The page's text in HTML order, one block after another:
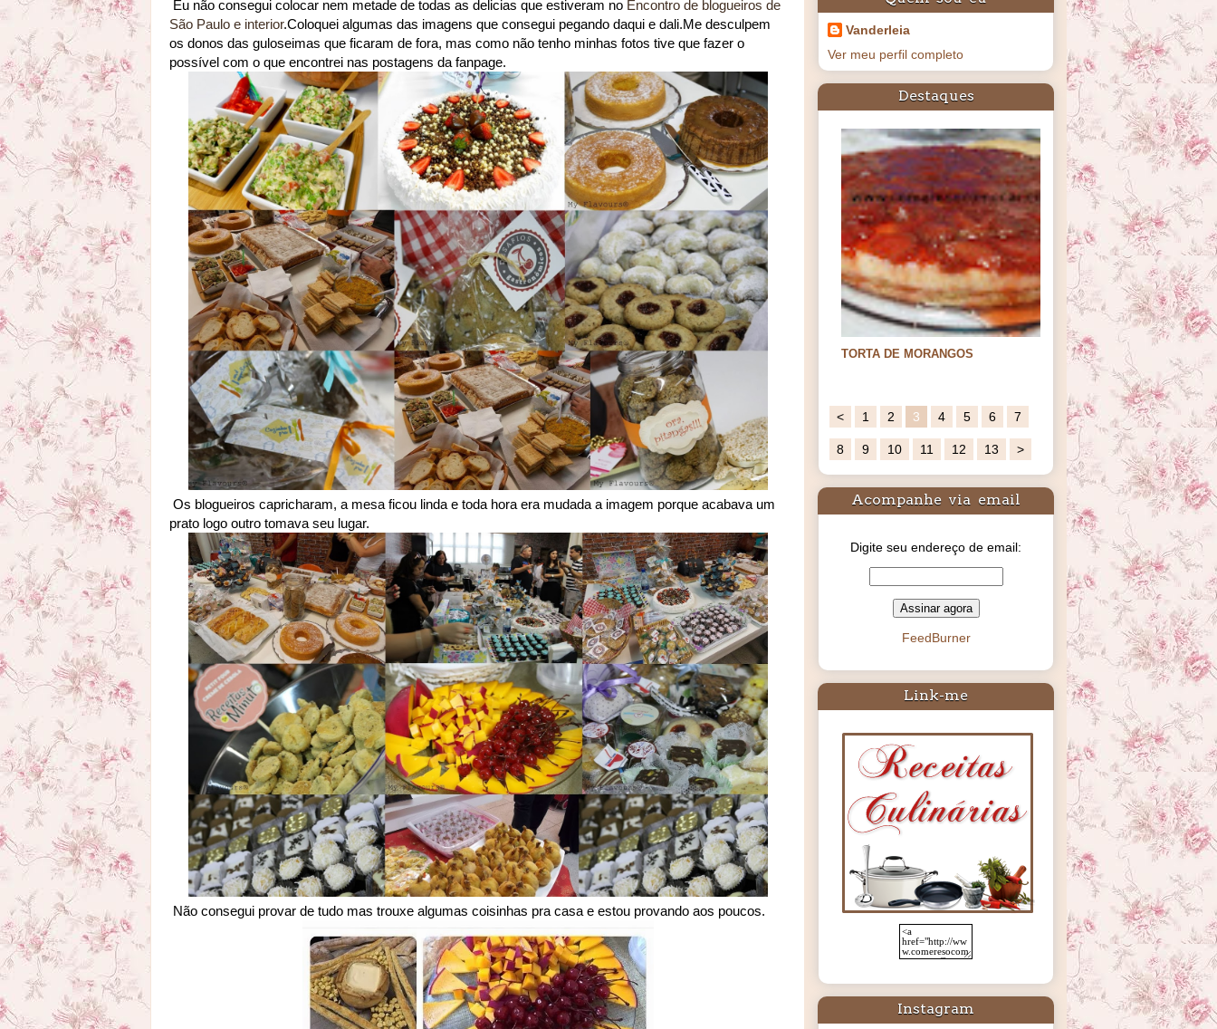
Eu não consegui colocar nem metade de todas as delicias que estiveram no Encontro de blogueiros de
São Paulo e interior.Coloquei algumas das imagens que consegui pegando daqui e dali.Me desculpem
os donos das guloseimas que ficaram de fora, mas como não tenho minhas fotos tive que fazer o
possível com o que encontrei nas postagens da fanpage.
Os blogueiros capricharam, a mesa ficou linda e toda hora era mudada a imagem porque acabava um
prato logo outro tomava seu lugar.
Não consegui provar de tudo mas trouxe algumas coisinhas pra casa e estou provando aos poucos.
Vanderleia
Ver meu perfil completo
Destaques
TORTA DE MORANGOS
< 1 2 3 4 5 6 7
8 9 10 11 12 13 >
Acompanhe via email
Digite seu endereço de email:
FeedBurner
Link-me
Instagram